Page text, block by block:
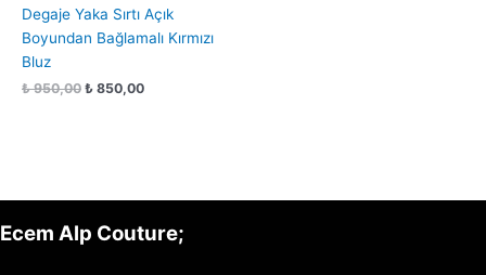
Degaje Yaka Sırtı Açık
Boyundan Bağlamalı Kırmızı
Bluz
₺950,00 ₺ 850,00
Ecem Alp Couture;